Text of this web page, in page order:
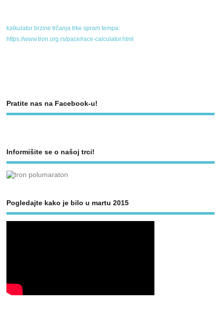
kalkulator brzine trčanja trke spram tempa:
https://www.tron.org.rs/pace/race-calculator.html
Pratite nas na Facebook-u!
Informišite se o našoj trci!
Pogledajte kako je bilo u martu 2015